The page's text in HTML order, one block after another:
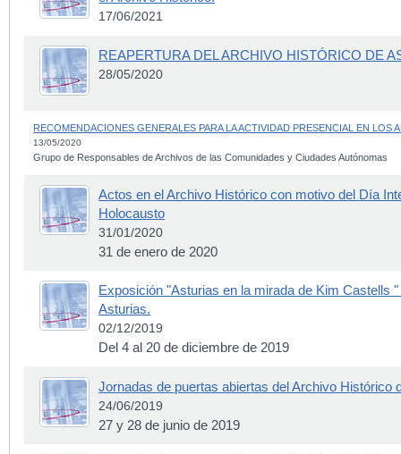
17/06/2021
REAPERTURA DEL ARCHIVO HISTÓRICO DE
28/05/2020
RECOMENDACIONES GENERALES PARA LA ACTIVIDAD PRESENCIAL EN LOS
13/05/2020
Grupo de Responsables de Archivos de las Comunidades y Ciudades Autónomas
Actos en el Archivo Histórico con motivo del Día
Holocausto
31/01/2020
31 de enero de 2020
Exposición "Asturias en la mirada de Kim Castells
Asturias.
02/12/2019
Del 4 al 20 de diciembre de 2019
Jornadas de puertas abiertas del Archivo Histórico
24/06/2019
27 y 28 de junio de 2019